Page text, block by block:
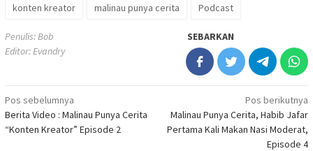
konten kreator malinau punya cerita Podcast
Penulis: Bob
Editor: Evandry
SEBARKAN
Navigasi
pos
Pos sebelumnya
Berita Video : Malinau Punya Cerita
“Konten Kreator” Episode 2
Pos berikutnya
Malinau Punya Cerita, Habib Jafar
Pertama Kali Makan Nasi Moderat,
Episode 4